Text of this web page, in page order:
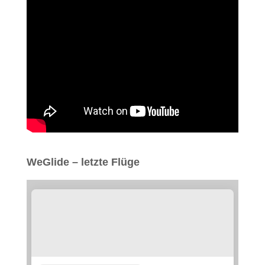
WeGlide – letzte Flüge